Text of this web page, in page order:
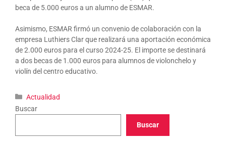
beca de 5.000 euros a un alumno de ESMAR.
Asimismo, ESMAR firmó un convenio de colaboración con la
empresa Luthiers Clar que realizará una aportación económica
de 2.000 euros para el curso 2024-25. El importe se destinará
a dos becas de 1.000 euros para alumnos de violonchelo y
violín del centro educativo.
Categorías
Actualidad
Buscar
Buscar